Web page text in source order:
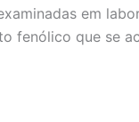
em
fenólico que se